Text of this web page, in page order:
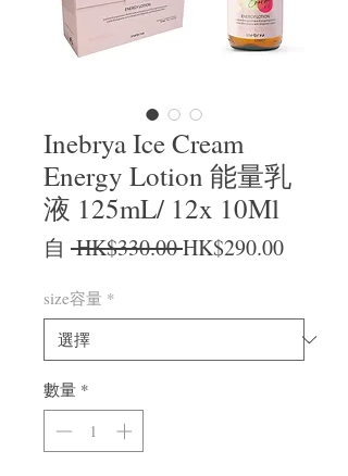
Inebrya Ice Cream
Energy Lotion 能量乳
液 125mL/ 12x 10Ml
自 HK$330.00 一般價格
HK$290.00促銷價
size容量 *
數量 *